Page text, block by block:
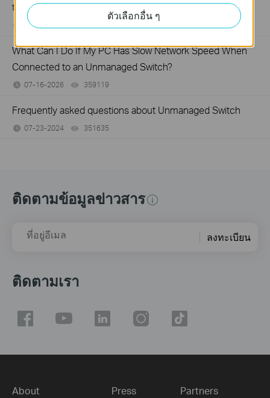
to a TP-Link Unmanaged Switch?
07-16-2026
What Can I Do If My PC Has Slow Network Speed When
Connected to an Unmanaged Switch?
07-16-2026 359119
Frequently asked questions about Unmanaged Switch
07-23-2024 351635
ติดตามข้อมูลข่าวสาร
ที่อยู่อีเมล ลงทะเบียน
ติดตามเรา
About Press Partners
ตัวเลือกอื่น ๆ